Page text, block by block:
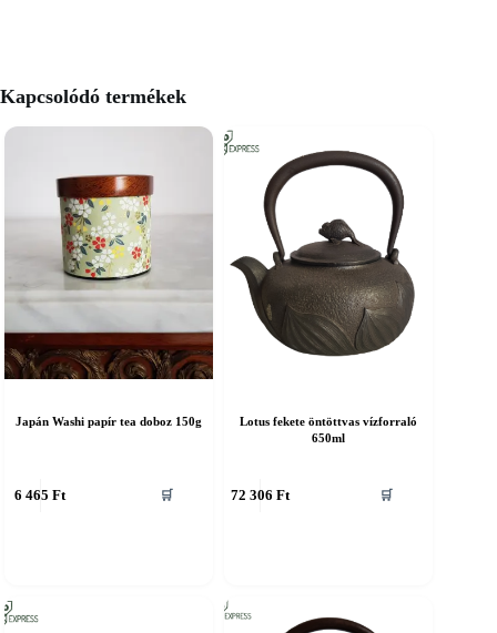
Kapcsolódó termékek
Japán Washi papír tea doboz 150g
6 465Ft 🛒
Lotus fekete öntöttvas vízforraló
650ml
72 306 Ft 🛒